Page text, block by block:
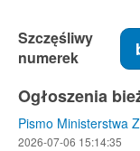
Szczęśliwy
numerek
Ogłoszenia
Pismo Ministerstwa
2026-07-06 15:14:35